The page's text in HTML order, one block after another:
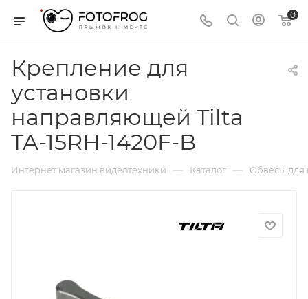
0
Крепление для
установки
направляющей Tilta
TA-15RH-1420F-B
Интернет магазин видеотехники — Каталог — Обвесы для